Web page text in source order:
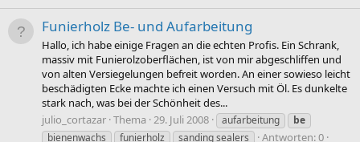
Funierholz Be- und Aufarbeitung
Hallo, ich habe einige Fragen an die echten Profis. Ein Schrank,
massiv mit Funierolzoberflächen, ist von mir abgeschliffen und
von alten Versiegelungen befreit worden. An einer sowieso leicht
beschädigten Ecke machte ich einen Versuch mit Öl. Es dunkelte
stark nach, was bei der Schönheit des...
julio_cortazar Thema 29. Juli 2008 aufarbeitung
be
bienenwachs
funierholz sanding sealers Antworten: 0